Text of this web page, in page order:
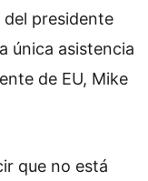
presidente
única asistencia
de EU, Mike
que no está